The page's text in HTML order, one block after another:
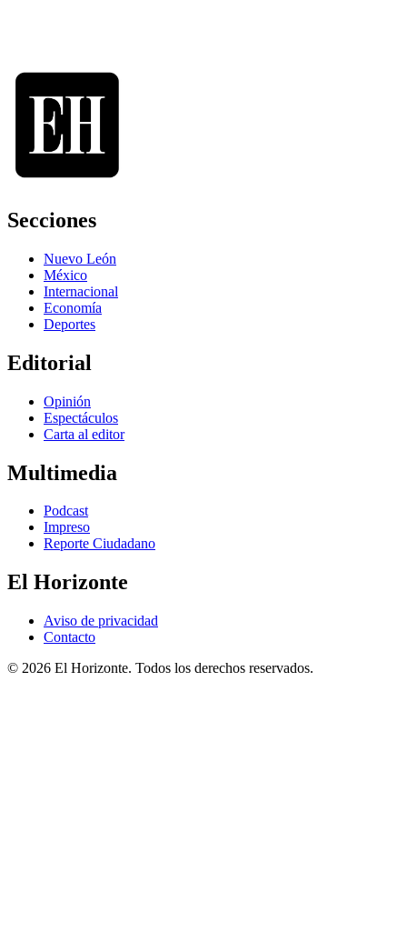
Secciones
Nuevo León
México
Internacional
Economía
Deportes
Editorial
Opinión
Espectáculos
Carta al editor
Multimedia
Podcast
Impreso
Reporte Ciudadano
El Horizonte
Aviso de privacidad
Contacto
© 2026 El Horizonte. Todos los derechos reservados.